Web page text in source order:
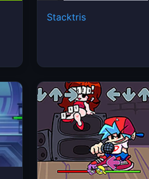
Stacktris